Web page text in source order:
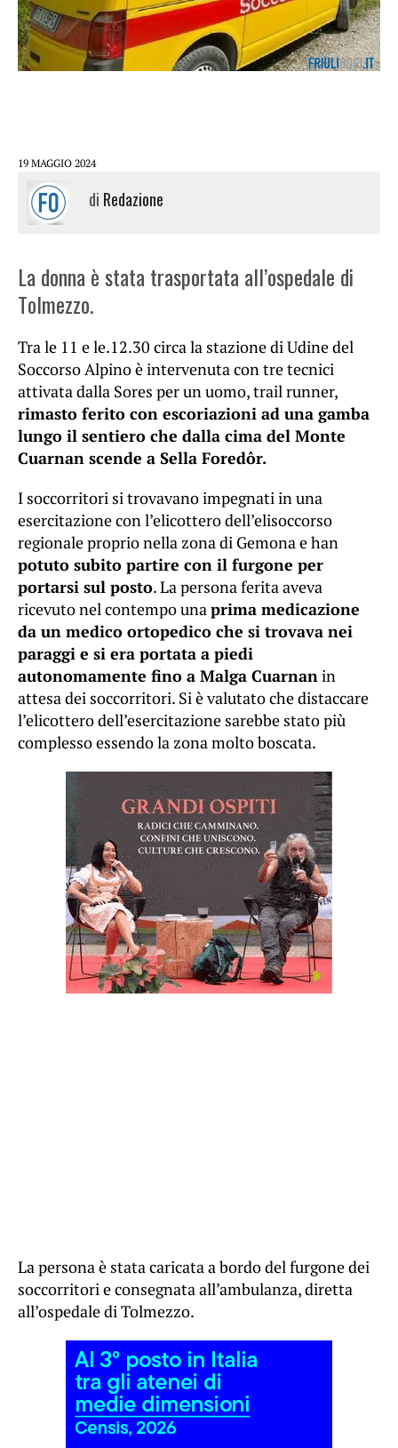
19 MAGGIO 2024
di Redazione
La donna è stata trasportata all’ospedale di
Tolmezzo.
Tra le 11 e le.12.30 circa la stazione di Udine del
Soccorso Alpino è intervenuta con tre tecnici
attivata dalla Sores per un uomo, trail runner,
rimasto ferito con escoriazioni ad una gamba
lungo il sentiero che dalla cima del Monte
Cuarnan scende a Sella Foredôr.
I soccorritori si trovavano impegnati in una
esercitazione con l’elicottero dell’elisoccorso
regionale proprio nella zona di Gemona e han
potuto subito partire con il furgone per
portarsi sul posto. La persona ferita aveva
ricevuto nel contempo unaprima medicazione
da un medico ortopedico che si trovava nei
paraggi e si era portata a piedi
autonomamente fino a Malga Cuarnanin
attesa dei soccorritori. Si è valutato che distaccare
l’elicottero dell’esercitazione sarebbe stato più
complesso essendo la zona molto boscata.
La persona è stata caricata a bordo del furgone dei
soccorritori e consegnata all’ambulanza, diretta
all’ospedale di Tolmezzo.